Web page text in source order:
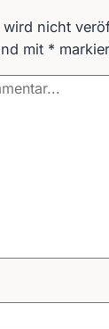
wird nicht
mit *